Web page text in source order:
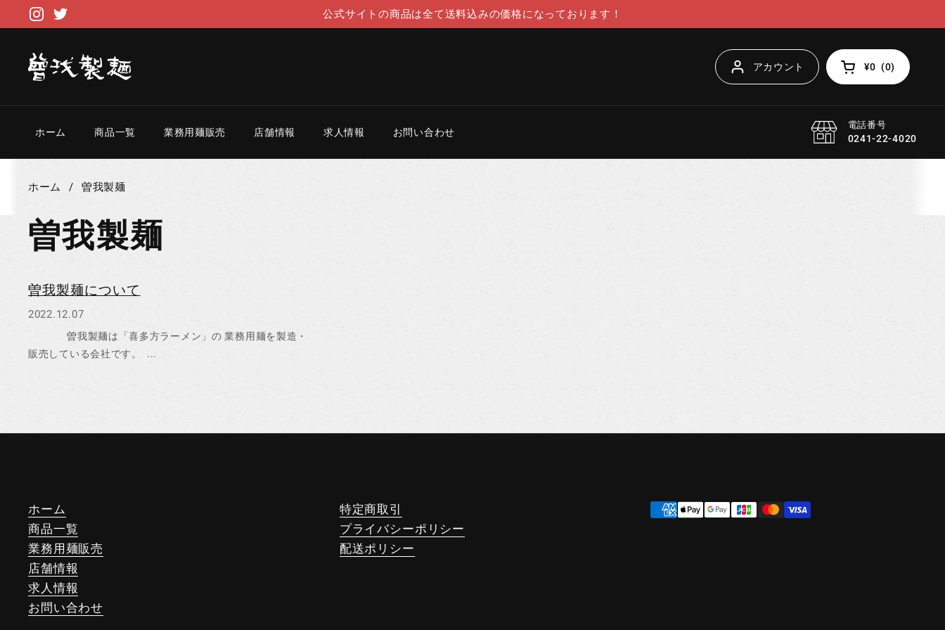
コンテンツへスキップ
Instagram
Twitter
公式サイトの商品は全て送料込みの価格になっております！
アカウント カートを開く
¥0 (0)
ホーム 商品一覧 業務用麺販売 店舗情報 求人情報 お問い合わせ
電話番号
0241-22-4020
ホーム / 曽我製麺
曽我製麺
曽我製麺について
2022.12.07
曽我製麺は「喜多方ラーメン」の 業務用麺を製造・
販売している会社です。 ...
ホーム
商品一覧
業務用麺販売
店舗情報
求人情報
お問い合わせ
特定商取引
プライバシーポリシー
配送ポリシー